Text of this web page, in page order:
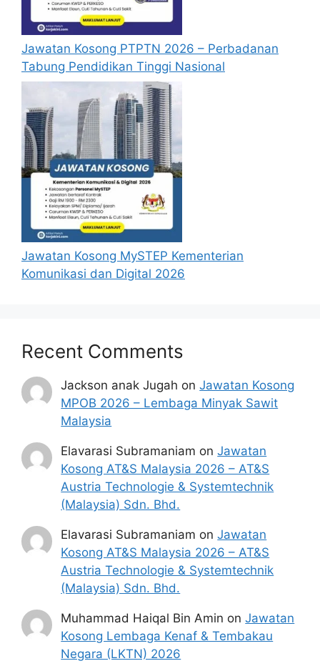
Jawatan Kosong PTPTN 2026 – Perbadanan
Tabung Pendidikan Tinggi Nasional
Jawatan Kosong MySTEP Kementerian
Komunikasi dan Digital 2026
Recent Comments
Jackson anak Jugah onJawatan Kosong
MPOB 2026 – Lembaga Minyak Sawit
Malaysia
Elavarasi Subramaniam onJawatan
Kosong AT&S Malaysia 2026 – AT&S
Austria Technologie & Systemtechnik
(Malaysia) Sdn. Bhd.
Elavarasi Subramaniam onJawatan
Kosong AT&S Malaysia 2026 – AT&S
Austria Technologie & Systemtechnik
(Malaysia) Sdn. Bhd.
Muhammad Haiqal Bin Amin onJawatan
Kosong Lembaga Kenaf & Tembakau
Negara (LKTN) 2026